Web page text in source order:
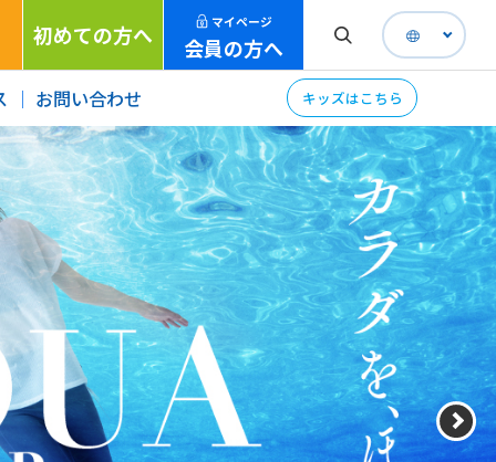
初めての方へ マイページ
会員の方へ
お問い合わせ キッズはこちら